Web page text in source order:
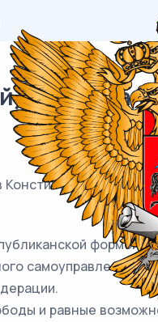
материал
формой
самоуправления,
и равные